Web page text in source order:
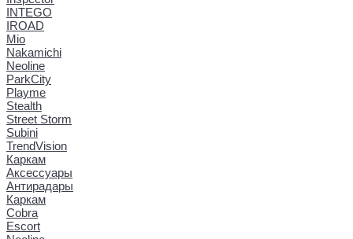
INTEGO
IROAD
Mio
Nakamichi
Neoline
ParkCity
Playme
Stealth
Street Storm
Subini
TrendVision
Каркам
Аксессуары
Антирадары
Каркам
Cobra
Escort